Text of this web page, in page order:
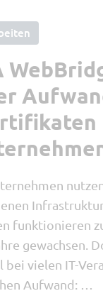
funktionieren
gewachsen.
bei vielen IT-
Aufwand: …